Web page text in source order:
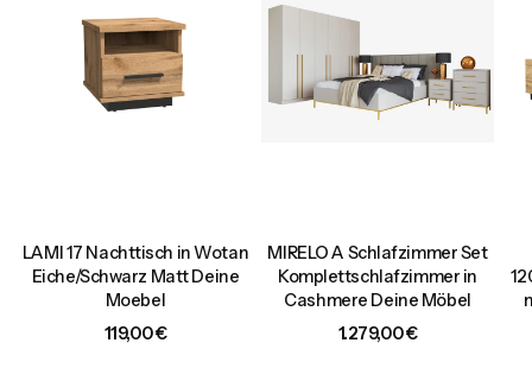
LAMI 17 Nachttisch in Wotan
Eiche/Schwarz Matt Deine
Moebel
Preis
119,00 €
MIRELO A Schlafzimmer Set
Komplettschlafzimmer in
Cashmere Deine Möbel
Preis
1.279,00 €